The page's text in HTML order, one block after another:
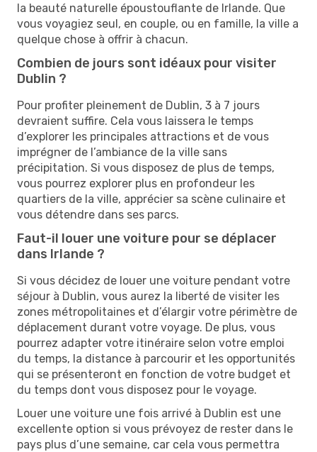
la beauté naturelle époustouflante de Irlande. Que
vous voyagiez seul, en couple, ou en famille, la ville a
quelque chose à offrir à chacun.
Combien de jours sont idéaux pour visiter
Dublin ?
Pour profiter pleinement de Dublin, 3 à 7 jours
devraient suffire. Cela vous laissera le temps
d’explorer les principales attractions et de vous
imprégner de l’ambiance de la ville sans
précipitation. Si vous disposez de plus de temps,
vous pourrez explorer plus en profondeur les
quartiers de la ville, apprécier sa scène culinaire et
vous détendre dans ses parcs.
Faut-il louer une voiture pour se déplacer
dans Irlande ?
Si vous décidez de louer une voiture pendant votre
séjour à Dublin, vous aurez la liberté de visiter les
zones métropolitaines et d’élargir votre périmètre de
déplacement durant votre voyage. De plus, vous
pourrez adapter votre itinéraire selon votre emploi
du temps, la distance à parcourir et les opportunités
qui se présenteront en fonction de votre budget et
du temps dont vous disposez pour le voyage.
Louer une voiture une fois arrivé à Dublin est une
excellente option si vous prévoyez de rester dans le
pays plus d’une semaine, car cela vous permettra